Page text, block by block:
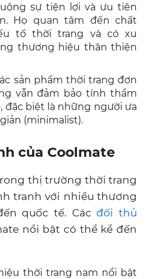
sự tiện lợi và ưu tiên
Họ quan tâm đến chất
tố thời trang và có xu
thương hiệu thân thiện
sản phẩm thời trang đơn
vẫn đảm bảo tính thẩm
đặc biệt là những người ưa
(minimalist).
của Coolmate
thị trường thời trang
tranh với nhiều thương
quốc tế. Cácđối thủ
nổi bật có thể kể đến
thời trang nam nổi bật